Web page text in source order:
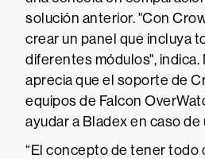
solución anterior. "Con
crear un panel que incluya
diferentes módulos", indica.
aprecia que el soporte de
equipos de Falcon
ayudar a Bladex en caso
“El concepto de tener todo